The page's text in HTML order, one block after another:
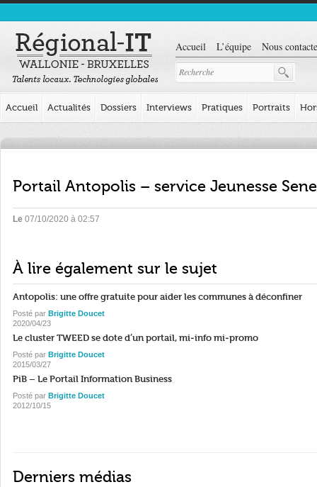
Accueil L’équipe Nous
Accueil Actualités Dossiers Interviews Pratiques Portraits
Portail Antopolis – service Jeunesse
Le 07/10/2020 à 02:57
À lire également sur le sujet
Antopolis: une offre gratuite pour aider les communes à déconfiner
Posté par Brigitte Doucet
2020/04/23
Le cluster TWEED se dote d’un portail, mi-info mi-promo
Posté par Brigitte Doucet
2015/03/27
PiB – Le Portail Information Business
Posté par Brigitte Doucet
2012/10/15
Derniers médias